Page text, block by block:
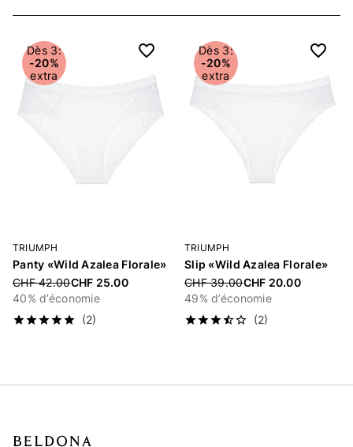
Dès 3:
-20%
extra
TRIUMPH
Panty «Wild Azalea Florale»
Price reduced from
CHF 42.00CHF 25.00
40% d’économie
(2)
Dès 3:
-20%
extra
TRIUMPH
Slip «Wild Azalea Florale»
Price reduced from
CHF 39.00CHF 20.00
49% d’économie
(2)